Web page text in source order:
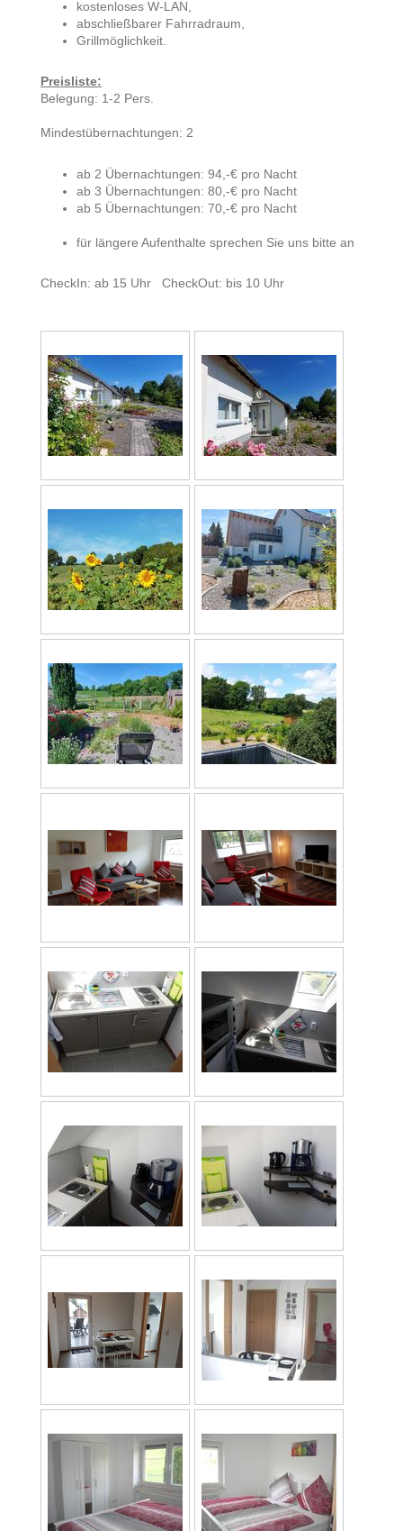
kostenloses W-LAN,
abschließbarer Fahrradraum,
Grillmöglichkeit.
Preisliste:
Belegung: 1-2 Pers.
Mindestübernachtungen: 2
ab 2 Übernachtungen: 94,-€ pro Nacht
ab 3 Übernachtungen: 80,-€ pro Nacht
ab 5 Übernachtungen: 70,-€ pro Nacht
für längere Aufenthalte sprechen Sie uns bitte an
CheckIn: ab 15 Uhr CheckOut: bis 10 Uhr